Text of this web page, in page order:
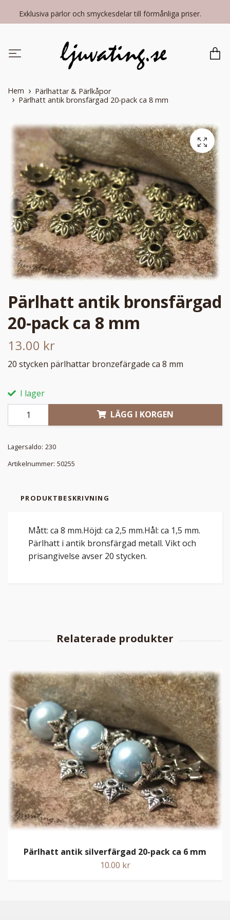
Exklusiva pärlor och smyckesdelar till förmånliga priser.
Hem
Pärlhattar & Pärlkåpor
Pärlhatt antik bronsfärgad 20-pack ca 8 mm
Pärlhatt antik bronsfärgad
20-pack ca 8 mm
13.00 kr
20 stycken pärlhattar bronzefärgade ca 8 mm
I lager
LÄGG I KORGEN
Lagersaldo: 230
Artikelnummer: 50255
PRODUKTBESKRIVNING
Mått: ca 8 mm.Höjd: ca 2,5 mm.Hål: ca 1,5 mm.
Pärlhatt i antik bronsfärgad metall. Vikt och
prisangivelse avser 20 stycken.
Pärlhatt antik silverfärgad 20-pack ca 6 mm
10.00 kr